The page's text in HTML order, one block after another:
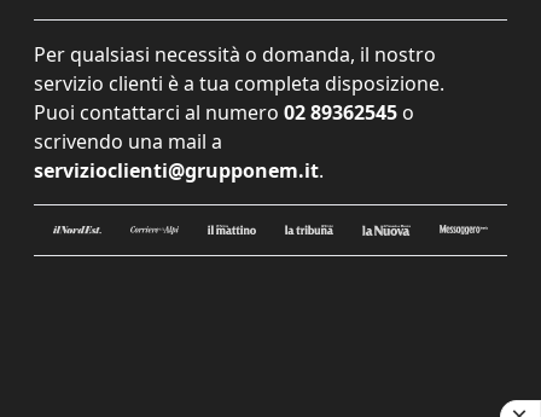
Per qualsiasi necessità o domanda, il nostro
servizio clienti è a tua completa disposizione.
Puoi contattarci al numero 02 89362545 o
scrivendo una mail a
servizioclienti@grupponem.it.